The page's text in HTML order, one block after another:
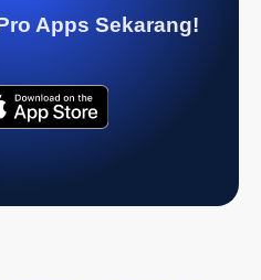
Apps Sekarang!